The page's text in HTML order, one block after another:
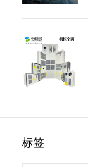
标签